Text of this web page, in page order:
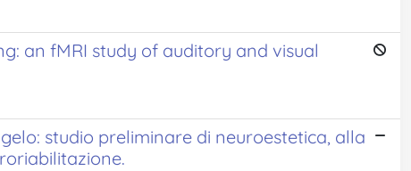
an fMRI study of auditory and visual
studio preliminare di neuroestetica, alla